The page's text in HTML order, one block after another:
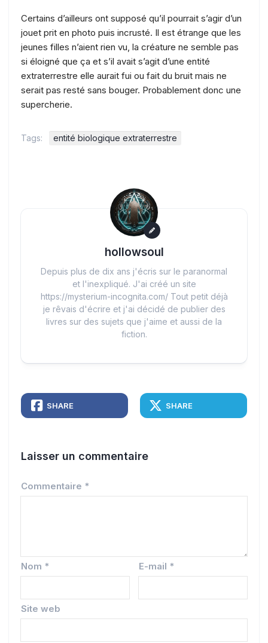
Certains d’ailleurs ont supposé qu’il pourrait s’agir d’un
jouet prit en photo puis incrusté. Il est étrange que les
jeunes filles n’aient rien vu, la créature ne semble pas
si éloigné que ça et s’il avait s’agit d’une entité
extraterrestre elle aurait fui ou fait du bruit mais ne
serait pas resté sans bouger. Probablement donc une
supercherie.
Tags: entité biologique extraterrestre
hollowsoul
Depuis plus de dix ans j'écris sur le paranormal
et l'inexpliqué. J'ai créé un site
https://mysterium-incognita.com/ Tout petit déjà
je rêvais d'écrire et j'ai décidé de publier des
livres sur des sujets que j'aime et aussi de la
fiction.
SHARE SHARE
Laisser un commentaire
Commentaire *
Nom * E-mail *
Site web